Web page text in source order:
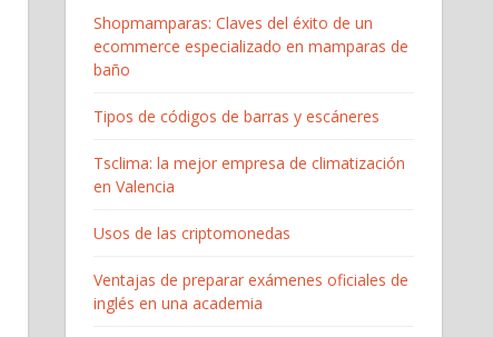
Shopmamparas: Claves del éxito de un
ecommerce especializado en mamparas de
baño
Tipos de códigos de barras y escáneres
Tsclima: la mejor empresa de climatización
en Valencia
Usos de las criptomonedas
Ventajas de preparar exámenes oficiales de
inglés en una academia